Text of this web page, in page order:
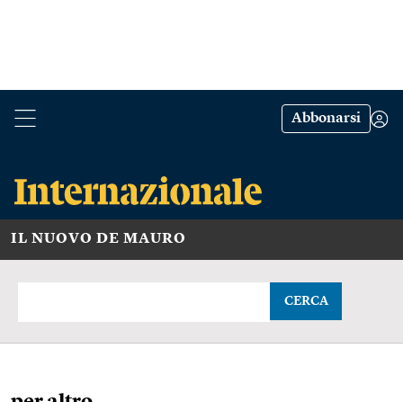
Abbonarsi
IL NUOVO DE MAURO
CERCA